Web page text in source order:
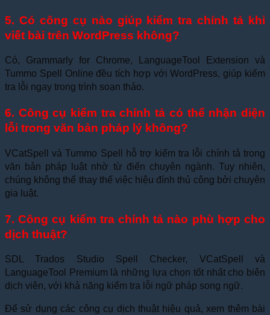
5. Có công cụ nào giúp kiểm tra chính tả khi
viết bài trên WordPress không?
Có, Grammarly for Chrome, LanguageTool Extension và
Tummo Spell Online đều tích hợp với WordPress, giúp kiểm
tra lỗi ngay trong trình soạn thảo.
6. Công cụ kiểm tra chính tả có thể nhận diện
lỗi trong văn bản pháp lý không?
VCatSpell và Tummo Spell hỗ trợ kiểm tra lỗi chính tả trong
văn bản pháp luật nhờ từ điển chuyên ngành. Tuy nhiên,
chúng không thể thay thế việc hiệu đính thủ công bởi chuyên
gia luật.
7. Công cụ kiểm tra chính tả nào phù hợp cho
dịch thuật?
SDL Trados Studio Spell Checker, VCatSpell và
LanguageTool Premium là những lựa chọn tốt nhất cho biên
dịch viên, với khả năng kiểm tra lỗi ngữ pháp song ngữ.
Để sử dụng các công cụ dịch thuật hiệu quả, xem thêm bài